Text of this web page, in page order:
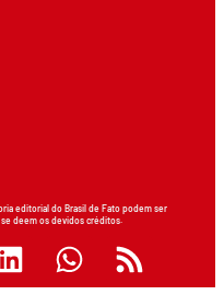
editorial do Brasil de Fato podem ser
deem os devidos créditos.